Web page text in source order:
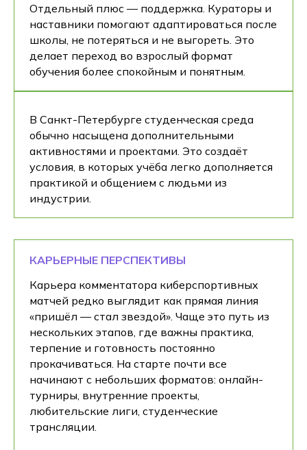
Отдельный плюс — поддержка. Кураторы и
наставники помогают адаптироваться после
школы, не потеряться и не выгореть. Это
делает переход во взрослый формат
обучения более спокойным и понятным.
В Санкт-Петербурге студенческая среда
обычно насыщена дополнительными
активностями и проектами. Это создаёт
условия, в которых учёба легко дополняется
практикой и общением с людьми из
индустрии.
КАРЬЕРНЫЕ ПЕРСПЕКТИВЫ
Карьера комментатора киберспортивных
матчей редко выглядит как прямая линия
«пришёл — стал звездой». Чаще это путь из
нескольких этапов, где важны практика,
терпение и готовность постоянно
прокачиваться. На старте почти все
начинают с небольших форматов: онлайн-
турниры, внутренние проекты,
любительские лиги, студенческие
трансляции.